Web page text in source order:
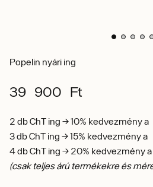
Popelin nyári ing
39 900 Ft
2 db ChT ing → 10% kedvezmény a
3 db ChT ing → 15% kedvezmény a
4 db ChT ing → 20% kedvezmény a
(csak teljes árú termékekre és